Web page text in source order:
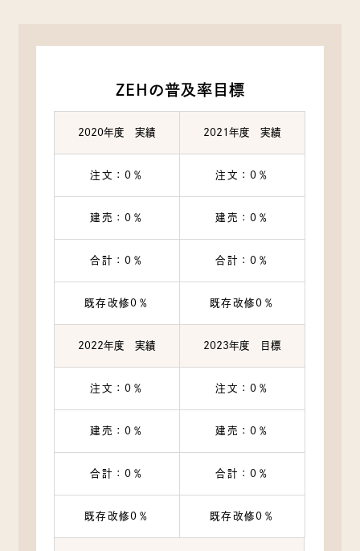
ZEHの普及率目標
2020年度 実績 2021年度 実績
注文：0％ 注文：0％
建売：0％ 建売：0％
合計：0％ 合計：0％
既存改修0％ 既存改修0％
2022年度 実績 2023年度 目標
注文：0％ 注文：0％
建売：0％ 建売：0％
合計：0％ 合計：0％
既存改修0％ 既存改修0％